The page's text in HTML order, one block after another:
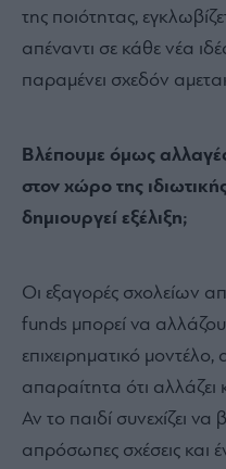
της ποιότητας,
απέναντι σε κάθε νέα
παραμένει σχεδόν
Βλέπουμε όμως
στον χώρο της
δημιουργεί εξέλιξη;
Οι εξαγορές σχολείων
funds μπορεί να
επιχειρηματικό
απαραίτητα ότι αλλάζει
Αν το παιδί συνεχίζει να
απρόσωπες σχέσεις και